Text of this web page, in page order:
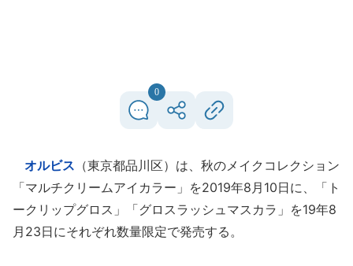
0
オルビス （東京都品川区）は、秋のメイクコレクション
「マルチクリームアイカラー」を2019年8月10日に、「ト
ークリップグロス」「グロスラッシュマスカラ」を19年8
月23日にそれぞれ数量限定で発売する。